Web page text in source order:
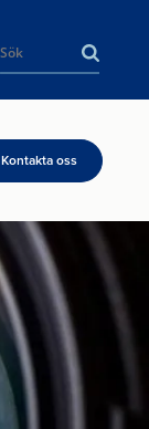
Kontakta oss